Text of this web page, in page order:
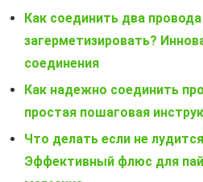
Как соединить два провода
загерметизировать?
соединения
Как надежно соединить
простая пошаговая
Что делать если не
Эффективный флюс для